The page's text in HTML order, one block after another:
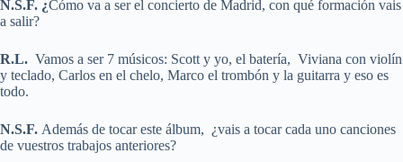
N.S.F. ¿Cómo va a ser el concierto de Madrid, con qué formación vais
a salir?
R.L. Vamos a ser 7 músicos: Scott y yo, el batería, Viviana con violín
y teclado, Carlos en el chelo, Marco el trombón y la guitarra y eso es
todo.
N.S.F. Además de tocar este álbum, ¿vais a tocar cada uno canciones
de vuestros trabajos anteriores?